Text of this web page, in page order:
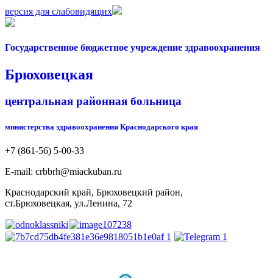
версия для слабовидящих
Государственное бюджетное учреждение здравоохранения
Брюховецкая
центральная районная больница
министерства здравоохранения Краснодарского края
+7 (861-56) 5-00-33
Е-mail: crbbrh@miackuban.ru
Краснодарский край, Брюховецкий район,
ст.Брюховецкая, ул.Ленина, 72